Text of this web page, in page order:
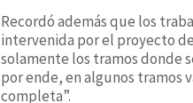
Recordó además que los
intervenida por el proyecto
solamente los tramos donde
por ende, en algunos tramos
completa”.